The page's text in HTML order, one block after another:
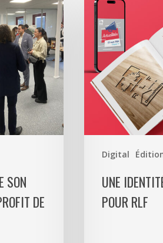
SON
DE
Digital
visuelle
organisée
RLF
UNE
POUR RLF